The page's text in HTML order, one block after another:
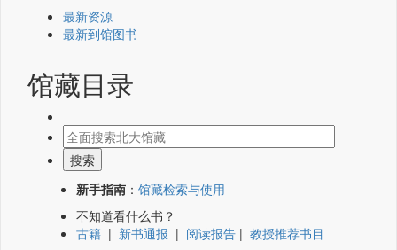
最新资源
最新到馆图书
馆藏目录
新手指南 ： 馆藏检索与使用
不知道看什么书？
古籍 | 新书通报 | 阅读报告 | 教授推荐书目